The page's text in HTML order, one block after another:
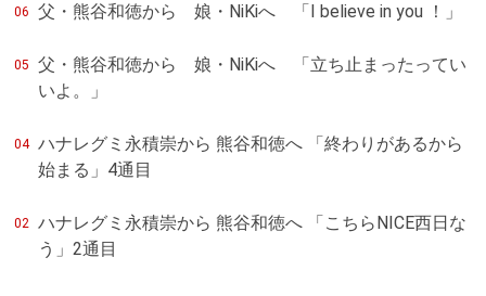
06 父・熊谷和徳から 娘・NiKiへ 「I believe in you ！」
05
父・熊谷和徳から 娘・NiKiへ 「立ち止まったってい
いよ。」
04 ハナレグミ永積崇から 熊谷和徳へ 「終わりがあるから
始まる」4通目
02 ハナレグミ永積崇から 熊谷和徳へ 「こちらNICE西日な
う」2通目